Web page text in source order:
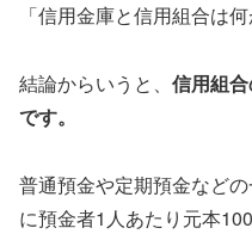
「信用金庫と信用組合は何
結論からいうと、 信用組
です。
普通預金や定期預金など
に預金者1人あたり元本